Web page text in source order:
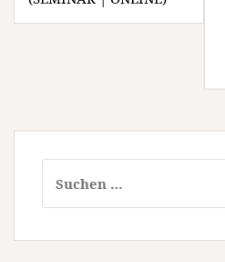
nach: